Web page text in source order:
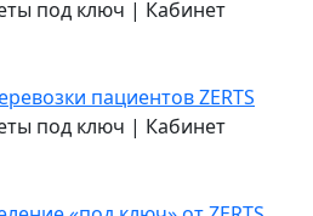
пациентов ZERTS